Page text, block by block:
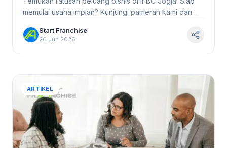
memulai usaha impian? Kunjungi pameran kami dan
Start Franchise
26 Jun 2026
ARTIKEL